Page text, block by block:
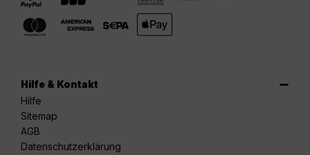
Hilfe & Kontakt
Hilfe
Sitemap
AGB
Datenschutzerklärung